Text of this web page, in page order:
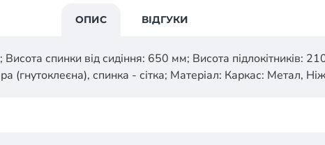
ОПИС ВІДГУКИ
спинки від сидіння: 650 мм; Висота підлокітників:
(гнутоклеєна), спинка - сітка; Матеріал: Каркас: Метал,